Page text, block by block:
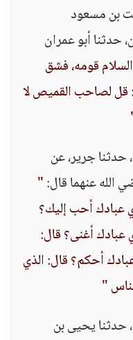
بن مسعود
حدثنا أبو عمران
قومه، فشق
لصاحب القميص لا
حدثنا جرير، عن
الله عنهما قال:"
عبادك أحب إليك؟
عبادك أغنى؟ قال:
أحكم؟ قال: الذي
"
حدثنا يحيى بن